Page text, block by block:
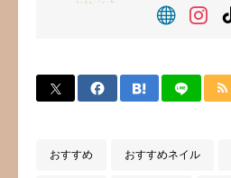
ち着いた雰囲
と「くつろぎ
りたい」を大
も発信中です♪
おすすめ おすすめネイル